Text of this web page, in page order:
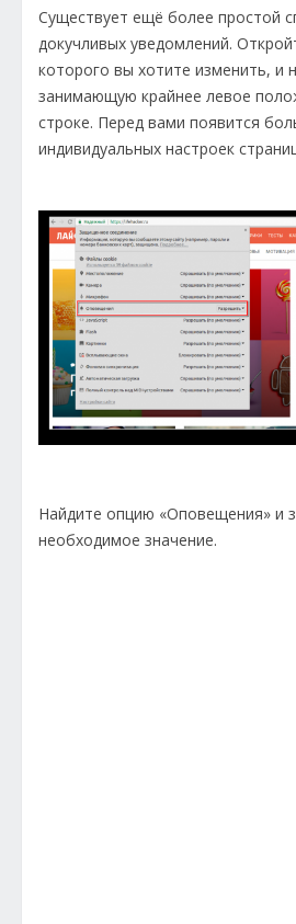
Существует ещё более простой
докучливых уведомлений.
которого вы хотите изменить, и
занимающую крайнее левое
строке. Перед вами появится
индивидуальных настроек
Найдите опцию «Оповещения» и
необходимое значение.